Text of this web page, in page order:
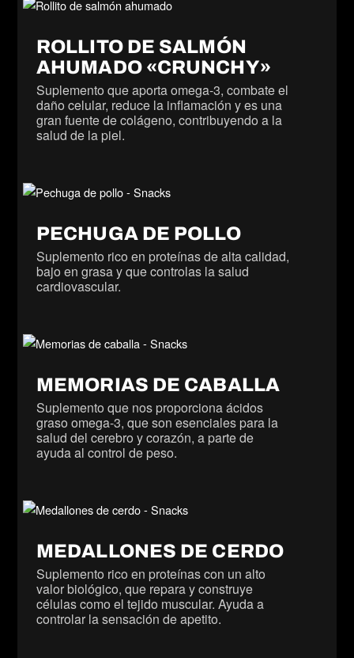
ROLLITO DE SALMÓN
AHUMADO «CRUNCHY»
Suplemento que aporta omega-3, combate el
daño celular, reduce la inflamación y es una
gran fuente de colágeno, contribuyendo a la
salud de la piel.
PECHUGA DE POLLO
Suplemento rico en proteínas de alta calidad,
bajo en grasa y que controlas la salud
cardiovascular.
MEMORIAS DE CABALLA
Suplemento que nos proporciona ácidos
graso omega-3, que son esenciales para la
salud del cerebro y corazón, a parte de
ayuda al control de peso.
MEDALLONES DE CERDO
Suplemento rico en proteínas con un alto
valor biológico, que repara y construye
células como el tejido muscular. Ayuda a
controlar la sensación de apetito.